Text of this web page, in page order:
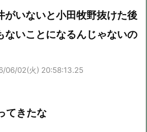
がいないと小田牧野抜けた後
ないことになるんじゃないの
06/02(火) 20:58:13.25
てきたな